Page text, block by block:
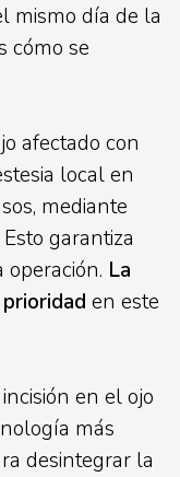
mismo día de la
cómo se
afectado con
local en
mediante
garantiza
La
en este
en el ojo
más
desintegrar la